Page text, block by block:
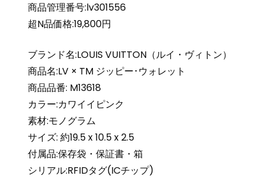
商品管理番号:lv301556
超N品価格:19,800円
ブランド名:LOUIS VUITTON（ルイ・ヴィトン）
商品名:LV × TM ジッピー･ウォレット
商品品番: M13618
カラー:カワイイピンク
素材:モノグラム
サイズ: 約19.5 x 10.5 x 2.5
付属品:保存袋・保証書・箱
シリアル:RFIDタグ(ICチップ)